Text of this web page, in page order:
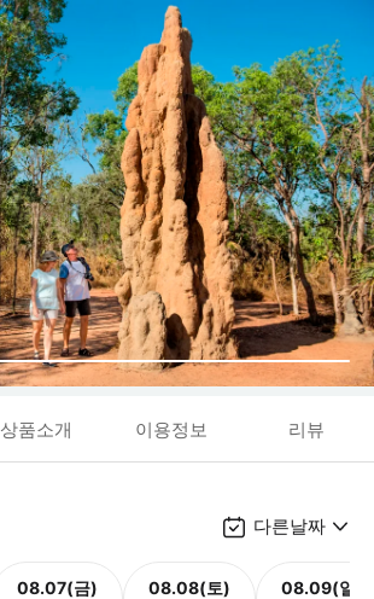
상품소개 이용정보 리뷰
다른날짜
08.07(금) 08.08(토) 08.09(일)